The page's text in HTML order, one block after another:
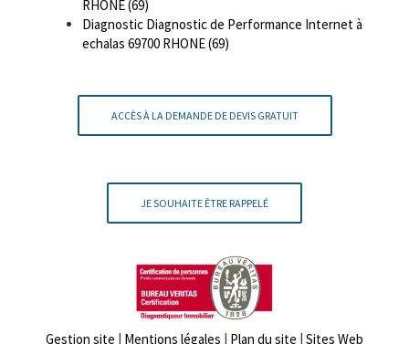
RHONE (69)
Diagnostic Diagnostic de Performance Internet à
echalas 69700 RHONE (69)
ACCÈS À LA DEMANDE DE DEVIS GRATUIT
JE SOUHAITE ÊTRE RAPPELÉ
Gestion site Mentions légales Plan du site Sites Web